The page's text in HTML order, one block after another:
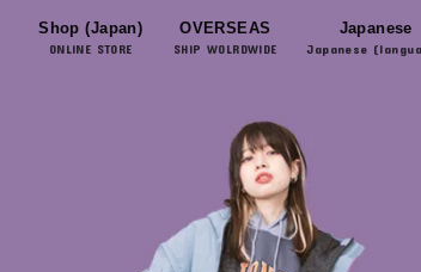
Shop (Japan)
ONLINE STORE
OVERSEAS
SHIP WOLRDWIDE
Japanese
Japanese